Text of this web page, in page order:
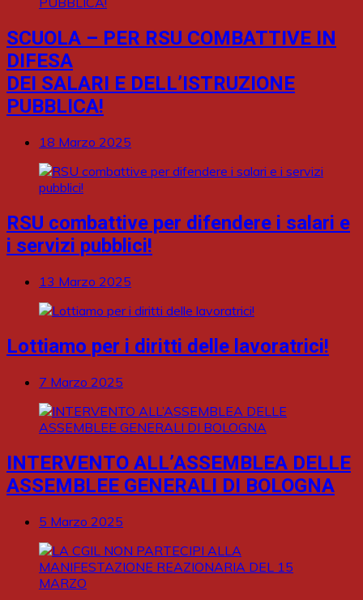
SCUOLA – PER RSU COMBATTIVE IN
DIFESA
DEI SALARI E DELL’ISTRUZIONE
PUBBLICA!
18 Marzo 2025
RSU combattive per difendere i salari e
i servizi pubblici!
13 Marzo 2025
Lottiamo per i diritti delle lavoratrici!
7 Marzo 2025
INTERVENTO ALL’ASSEMBLEA DELLE
ASSEMBLEE GENERALI DI BOLOGNA
5 Marzo 2025